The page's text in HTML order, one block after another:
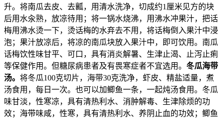
升。将南瓜去皮、去瓤，用清水洗净，切成约1厘米见方的块
后用水汆熟，放凉待用；将一锅水烧沸，用沸水冲果汁，把话
梅用沸水烫一下，烫话梅的水弃去不用，将话梅倒入果汁中浸
泡；果汁放凉后，将凉的南瓜块放入果汁中，即可饮用。南瓜
话梅饮性味甘平、可口，具有消炎解暑、生津止渴、止泻止痢
等保健作用。但糖尿病患者及有畏寒症者不宜选用。 冬瓜海带
汤。 将冬瓜100克切片，海带30克洗净，虾皮、精盐适量，煮
汤食用，每日一次。也可以加鲫鱼一条，一起炖汤食用。冬瓜
味甘淡，性寒凉，具有清热利水、消肿解毒、生津除烦的功
效；海带味咸，性寒，具有清热利水、养阴止血的功效；鲫鱼